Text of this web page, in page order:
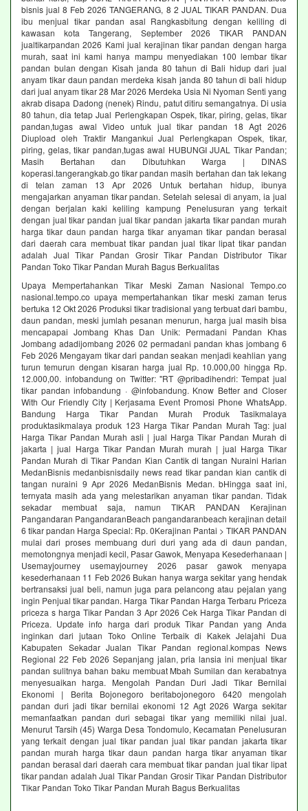
bisnis jual 8 Feb 2026 TANGERANG, 8 2 JUAL TIKAR PANDAN. Dua
ibu menjual tikar pandan asal Rangkasbitung dengan keliling di
kawasan kota Tangerang, September 2026 TIKAR PANDAN
jualtikarpandan 2026 Kami jual kerajinan tikar pandan dengan harga
murah, saat ini kami hanya mampu menyediakan 100 lembar tikar
pandan bulan dengan Kisah janda 80 tahun di Bali hidup dari jual
anyam tikar daun pandan merdeka kisah janda 80 tahun di bali hidup
dari jual anyam tikar 28 Mar 2026 Merdeka Usia Ni Nyoman Senti yang
akrab disapa Dadong (nenek) Rindu, patut ditiru semangatnya. Di usia
80 tahun, dia tetap Jual Perlengkapan Ospek, tikar, piring, gelas, tikar
pandan,tugas awal Video untuk jual tikar pandan 18 Agt 2026
Diupload oleh Traktir Mangankui Jual Perlengkapan Ospek, tikar,
piring, gelas, tikar pandan,tugas awal HUBUNGI JUAL Tikar Pandan;
Masih Bertahan dan Dibutuhkan Warga | DINAS
koperasi.tangerangkab.go tikar pandan masih bertahan dan tak lekang
di telan zaman 13 Apr 2026 Untuk bertahan hidup, ibunya
mengajarkan anyaman tikar pandan. Setelah selesai di anyam, ia jual
dengan berjalan kaki keliling kampung Penelusuran yang terkait
dengan jual tikar pandan jual tikar pandan jakarta tikar pandan murah
harga tikar daun pandan harga tikar anyaman tikar pandan berasal
dari daerah cara membuat tikar pandan jual tikar lipat tikar pandan
adalah Jual Tikar Pandan Grosir Tikar Pandan Distributor Tikar
Pandan Toko Tikar Pandan Murah Bagus Berkualitas
Upaya Mempertahankan Tikar Meski Zaman Nasional Tempo.co
nasional.tempo.co upaya mempertahankan tikar meski zaman terus
bertuka 12 Okt 2026 Produksi tikar tradisional yang terbuat dari bambu,
daun pandan, meski jumlah pesanan menurun, harga jual masih bisa
mencapapai Jombang Khas Dan Unik: Permadani Pandan Khas
Jombang adadijombang 2026 02 permadani pandan khas jombang 6
Feb 2026 Mengayam tikar dari pandan seakan menjadi keahlian yang
turun temurun dengan kisaran harga jual Rp. 10.000,00 hingga Rp.
12.000,00. infobandung on Twitter: "RT @pribadihendri: Tempat jual
tikar pandan infobandung · @infobandung. Know Better and Closer
With Our Friendly City | Kerjasama Event Promosi Phone WhatsApp.
Bandung Harga Tikar Pandan Murah Produk Tasikmalaya
produktasikmalaya produk 123 Harga Tikar Pandan Murah Tag: jual
Harga Tikar Pandan Murah asli | jual Harga Tikar Pandan Murah di
jakarta | jual Harga Tikar Pandan Murah murah | jual Harga Tikar
Pandan Murah di Tikar Pandan Kian Cantik di tangan Nuraini Harian
MedanBisnis medanbisnisdaily news read tikar pandan kian cantik di
tangan nuraini 9 Apr 2026 MedanBisnis Medan. bHingga saat ini,
ternyata masih ada yang melestarikan anyaman tikar pandan. Tidak
sekadar membuat saja, namun TIKAR PANDAN Kerajinan
Pangandaran PangandaranBeach pangandaranbeach kerajinan detail
6 tikar pandan Harga Special: Rp. 0Kerajinan Pantai > TIKAR PANDAN
mulai dari proses membuang duri duri yang ada di daun pandan,
memotongnya menjadi kecil, Pasar Gawok, Menyapa Kesederhanaan |
Usemayjourney usemayjourney 2026 pasar gawok menyapa
kesederhanaan 11 Feb 2026 Bukan hanya warga sekitar yang hendak
bertransaksi jual beli, namun juga para pelancong atau pejalan yang
ingin Penjual tikar pandan. Harga Tikar Pandan Harga Terbaru Priceza
priceza s harga Tikar Pandan 3 Apr 2026 Cek Harga Tikar Pandan di
Priceza. Update info harga dari produk Tikar Pandan yang Anda
inginkan dari jutaan Toko Online Terbaik di Kakek Jelajahi Dua
Kabupaten Sekadar Jualan Tikar Pandan regional.kompas News
Regional 22 Feb 2026 Sepanjang jalan, pria lansia ini menjual tikar
pandan sulitnya bahan baku membuat Mbah Sumilan dan kerabatnya
menyesuaikan harga. Mengolah Pandan Duri Jadi Tikar Bernilai
Ekonomi | Berita Bojonegoro beritabojonegoro 6420 mengolah
pandan duri jadi tikar bernilai ekonomi 12 Agt 2026 Warga sekitar
memanfaatkan pandan duri sebagai tikar yang memiliki nilai jual.
Menurut Tarsih (45) Warga Desa Tondomulo, Kecamatan Penelusuran
yang terkait dengan jual tikar pandan jual tikar pandan jakarta tikar
pandan murah harga tikar daun pandan harga tikar anyaman tikar
pandan berasal dari daerah cara membuat tikar pandan jual tikar lipat
tikar pandan adalah Jual Tikar Pandan Grosir Tikar Pandan Distributor
Tikar Pandan Toko Tikar Pandan Murah Bagus Berkualitas